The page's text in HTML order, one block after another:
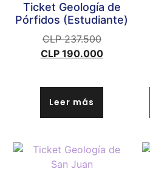
Ticket Geología de
Pórfidos (Estudiante)
CLP237.500
CLP 190.000
Leer más